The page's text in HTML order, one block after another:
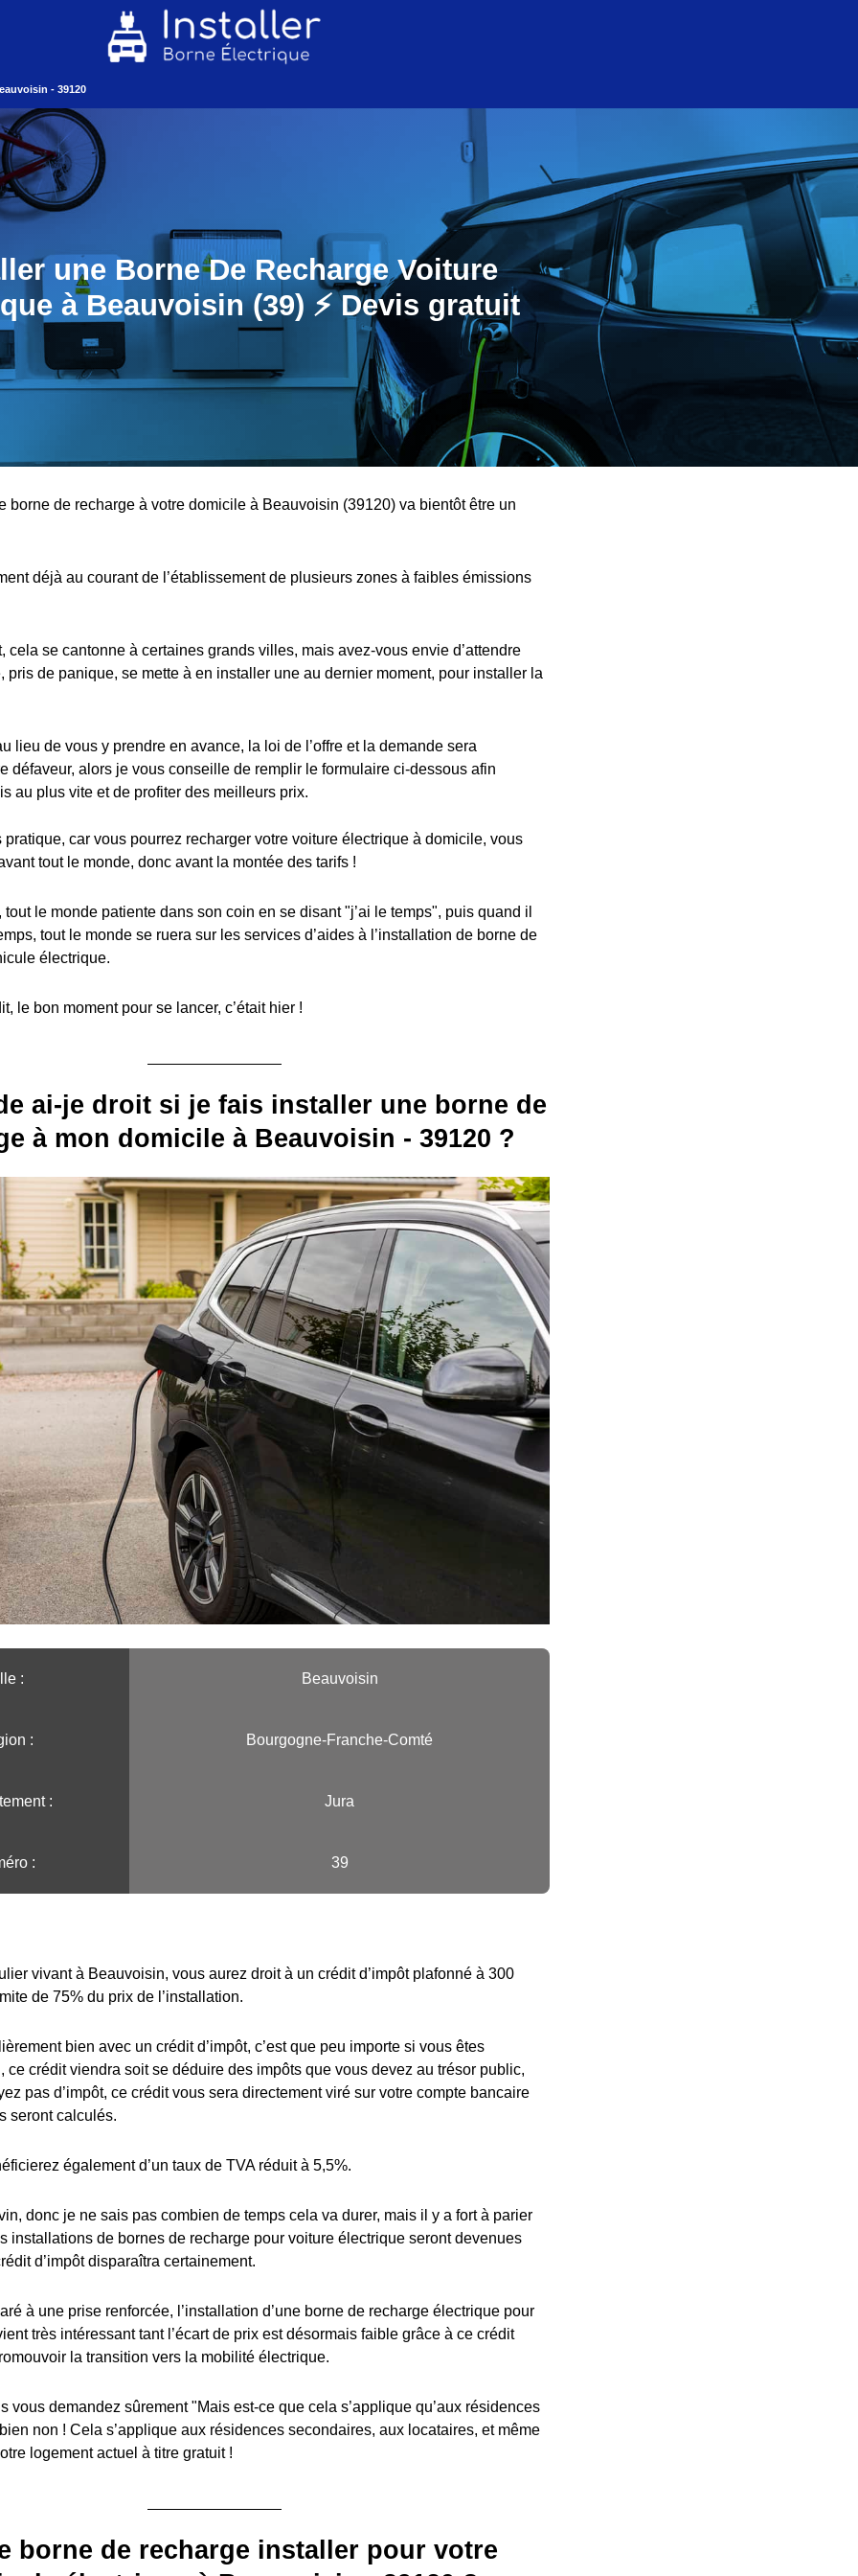
- 39120
une Borne De Recharge Voiture
à Beauvoisin (39) ⚡️ Devis gratuit
borne de recharge à votre domicile à Beauvoisin (39120) va bientôt être un
déjà au courant de l’établissement de plusieurs zones à faibles émissions
se cantonne à certaines grands villes, mais avez-vous envie d’attendre
pris de panique, se mette à en installer une au dernier moment, pour installer la
lieu de vous y prendre en avance, la loi de l’offre et la demande sera
défaveur, alors je vous conseille de remplir le formulaire ci-dessous afin
au plus vite et de profiter des meilleurs prix.
pratique, car vous pourrez recharger votre voiture électrique à domicile, vous
tout le monde, donc avant la montée des tarifs !
tout le monde patiente dans son coin en se disant "j’ai le temps", puis quand il
tout le monde se ruera sur les services d’aides à l’installation de borne de
électrique.
le bon moment pour se lancer, c’était hier !
ai-je droit si je fais installer une borne de
à mon domicile à Beauvoisin - 39120 ?
:️ Beauvoisin
:️ Bourgogne-Franche-Comté
: Jura
: 39
vivant à Beauvoisin, vous aurez droit à un crédit d’impôt plafonné à 300
de 75% du prix de l’installation.
bien avec un crédit d’impôt, c’est que peu importe si vous êtes
ce crédit viendra soit se déduire des impôts que vous devez au trésor public,
pas d’impôt, ce crédit vous sera directement viré sur votre compte bancaire
seront calculés.
également d’un taux de TVA réduit à 5,5%.
donc je ne sais pas combien de temps cela va durer, mais il y a fort à parier
installations de bornes de recharge pour voiture électrique seront devenues
d’impôt disparaîtra certainement.
à une prise renforcée, l’installation d’une borne de recharge électrique pour
très intéressant tant l’écart de prix est désormais faible grâce à ce crédit
la transition vers la mobilité électrique.
vous demandez sûrement "Mais est-ce que cela s’applique qu’aux résidences
non ! Cela s’applique aux résidences secondaires, aux locataires, et même
logement actuel à titre gratuit !
borne de recharge installer pour votre